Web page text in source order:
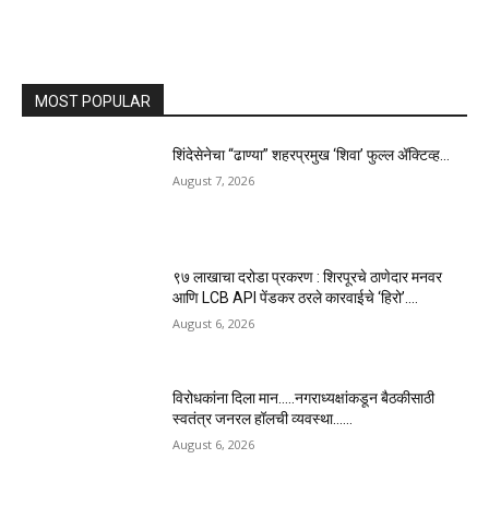
MOST POPULAR
शिंदेसेनेचा “ढाण्या” शहरप्रमुख ‘शिवा’ फुल्ल ॲक्टिव्ह…
August 7, 2026
९७ लाखाचा दरोडा प्रकरण : शिरपूरचे ठाणेदार मनवर
आणि LCB API पेंडकर ठरले कारवाईचे ‘हिरो’….
August 6, 2026
विरोधकांना दिला मान…..नगराध्यक्षांकडून बैठकीसाठी
स्वतंत्र जनरल हॉलची व्यवस्था……
August 6, 2026